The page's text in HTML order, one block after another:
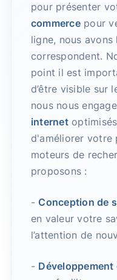
pour présenter
commercepour
ligne, nous
correspondent.
point il est
d’être visible sur
nous nous
internet
d'améliorer votre
moteurs de
proposons :
- Conception de
en valeur votre
l’attention de
-